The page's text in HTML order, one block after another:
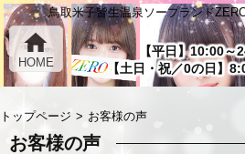
鳥取米子皆生温泉ソープランド
【平日】10:00～
【土日・祝／0の日】
home
HOME
トップページ お客様の声
お客様の声